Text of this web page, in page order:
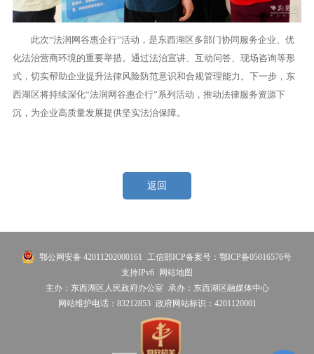
此次“法润网谷惠企行”活动，是东西湖区多部门协同服务企业、优
化法治营商环境的重要举措。通过法治宣讲、互动问答、现场咨询等形
式，切实帮助企业提升法律风险防范意识和合规管理能力。下一步，东
西湖区将持续深化“法润网谷惠企行”系列活动，推动法律服务资源下
沉，为企业高质量发展提供坚实法治保障。
返回
鄂公网安备 42011202000161
工信部ICP备案号：鄂ICP备05016576号
支持IPv6 网站地图
主办：东西湖区人民政府办公室
承办：东西湖区融媒体中心
网站维护电话：83212853 政府网站标识：4201120001